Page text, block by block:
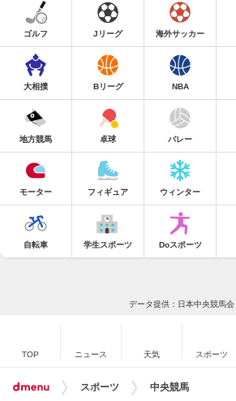
ゴルフ Jリーグ 海外サッカー
大相撲 Bリーグ NBA
地方競馬 卓球 バレー
モーター フィギュア ウィンター
自転車 学生スポーツ Doスポーツ
データ提供：日本中央競馬会
TOP ニュース 天気 スポーツ
スポーツ 中央競馬